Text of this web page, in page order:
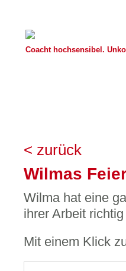
Coacht hochsensibel.
< zurück
Wilmas
Wilma hat eine
ihrer Arbeit
Mit einem Klick